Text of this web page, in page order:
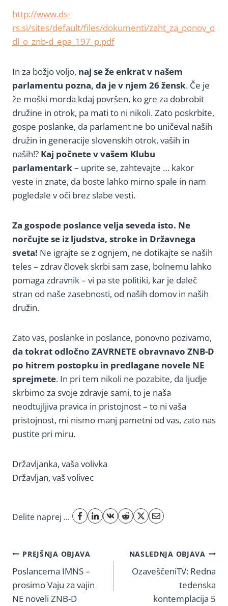
http://www.ds-
rs.si/sites/default/files/dokumenti/zaht_za_ponov_o
dl_o_znb-d_epa_197_p.pdf
In za božjo voljo, naj se že enkrat v našem
parlamentu pozna, da je v njem 26 žensk. Če je
že moški morda kdaj površen, ko gre za dobrobit
družine in otrok, pa mati to ni nikoli. Zato poskrbite,
gospe poslanke, da parlament ne bo uničeval naših
družin in generacije slovenskih otrok, vaših in
naših!? Kaj počnete v vašem Klubu
parlamentark– uprite se, zahtevajte … kakor
veste in znate, da boste lahko mirno spale in nam
pogledale v oči brez slabe vesti.
Za gospode poslance velja seveda isto. Ne
norčujte se iz ljudstva, stroke in Državnega
sveta! Ne igrajte se z ognjem, ne dotikajte se naših
teles – zdrav človek skrbi sam zase, bolnemu lahko
pomaga zdravnik – vi pa ste politiki, kar je daleč
stran od naše zasebnosti, od naših domov in naših
družin.
Zato vas, poslanke in poslance, ponovno pozivamo,
da tokrat odločno ZAVRNETE obravnavo ZNB-D
po hitrem postopku in predlagane novele NE
sprejmete. In pri tem nikoli ne pozabite, da ljudje
skrbimo za svoje zdravje sami, to je naša
neodtujljiva pravica in pristojnost – to ni vaša
pristojnost, mi nismo manj pametni od vas, zato nas
pustite pri miru.
Državljanka, vaša volivka
Državljan, vaš volivec
Delite naprej ...
Navigacija
prispevka
PREJŠNJA OBJAVA
Poslancema IMNS –
prosimo Vaju za vajin
NE noveli ZNB-D
NASLEDNJA OBJAVA
OzaveščeniTV: Redna
tedenska
kontemplacija 5